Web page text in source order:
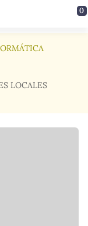
0
LOCALES